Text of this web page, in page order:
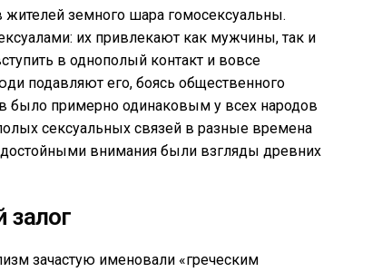
жителей земного шара гомосексуальны.
их привлекают как мужчины, так и
в однополый контакт и вовсе
подавляют его, боясь общественного
было примерно одинаковым у всех народов
сексуальных связей в разные времена
внимания были взгляды древних
залог
зачастую именовали «греческим